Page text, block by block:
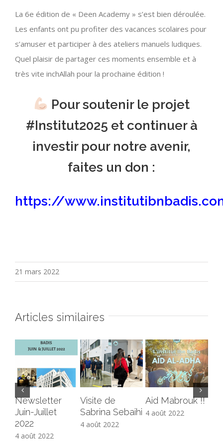
La 6e édition de « Deen Academy » s’est bien déroulée.
Les enfants ont pu profiter des vacances scolaires pour
s’amuser et participer à des ateliers manuels ludiques.
Quel plaisir de partager ces moments ensemble et à
très vite inchAllah pour la prochaine édition !
Pour soutenir le projet
#Institut2025 et continuer à
investir pour notre avenir,
faites un don :
https://
21 mars 2022
Articles similaires
Newsletter
Juin-Juillet
2022
4 août 2022
Visite de
Sabrina Sebaihi
4 août 2022
Aid Mabrouk !!
4 août 2022